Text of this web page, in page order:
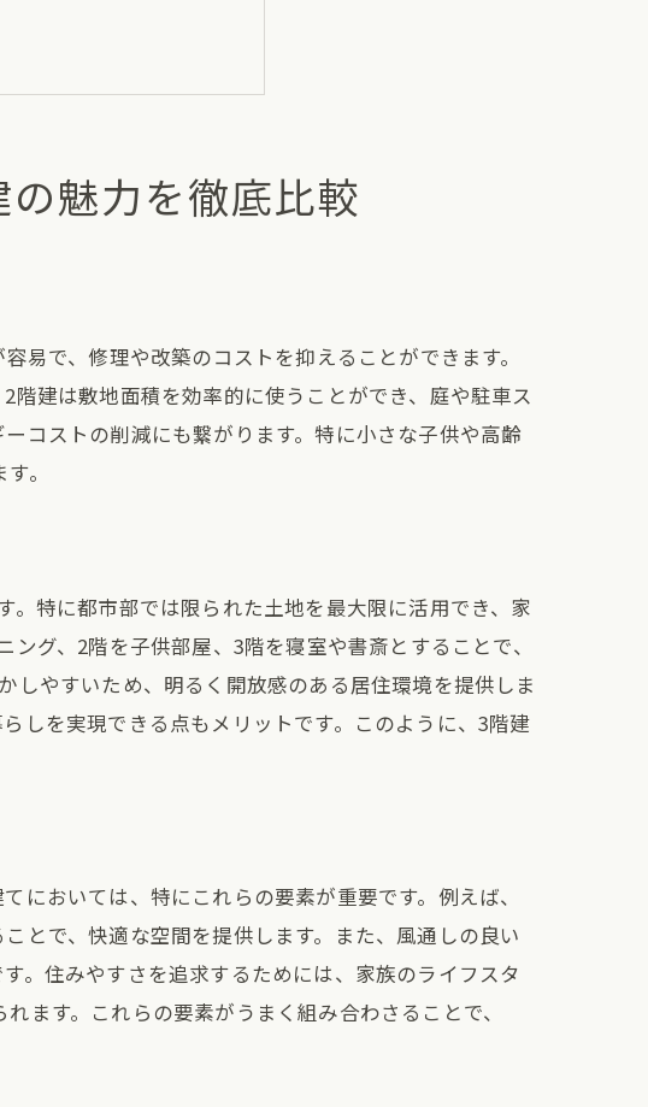
建
魅力を徹底比較
易で、修理や改築のコストを抑えることができます。
建は敷地面積を効率的に使うことができ、庭や駐車ス
コストの削減にも繋がります。特に小さな子供や高齢
。
特に都市部では限られた土地を最大限に活用でき、家
グ、2階を子供部屋、3階を寝室や書斎とすることで、
しやすいため、明るく開放感のある居住環境を提供しま
しを実現できる点もメリットです。このように、3階建
においては、特にこれらの要素が重要です。例えば、
とで、快適な空間を提供します。また、風通しの良い
。住みやすさを追求するためには、家族のライフスタ
ます。これらの要素がうまく組み合わさることで、